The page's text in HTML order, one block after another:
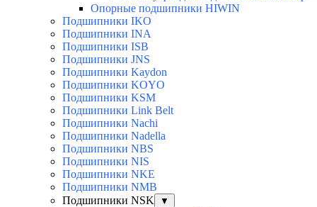
Опорные подшипники HIWIN
Подшипники IKO
Подшипники INA
Подшипники ISB
Подшипники JNS
Подшипники Kaydon
Подшипники KOYO
Подшипники KSM
Подшипники Link Belt
Подшипники Nachi
Подшипники Nadella
Подшипники NBS
Подшипники NIS
Подшипники NKE
Подшипники NMB
Подшипники NSK
▼